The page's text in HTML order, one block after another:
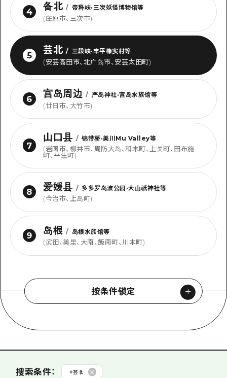
4 备北 / 帝释峡·三次妖怪博物馆等
(庄原市、三次市)
5 芸北 / 三段峡·丰平橡实村等
(安芸高田市、北广岛市、安芸太田町)
6 宫岛周边 / 严岛神社·宫岛水族馆等
(廿日市、大竹市)
7
山口县 / 锦带桥·美川Mu Valley等
(岩国市、柳井市、周防大岛、和木町、上关町、田布施
町、平生町)
8 爱媛县 / 多多罗岛波公园·大山祇神社等
(今治市、上岛町)
9 岛根 / 岛根水族馆等
(滨田、美里、大南、飯南町、川本町)
按条件锁定
按类型搜索
#景点 #经验
从分类搜索
搜索条件： #芸北